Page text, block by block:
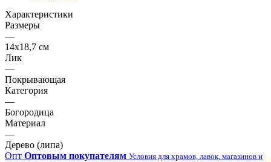
Характеристики
Размеры
—
14х18,7 см
Лик
—
Покрывающая
Категория
—
Богородица
Материал
—
Дерево (липа)
Опт Оптовым покупателям Условия для храмов, лавок, магазинов и